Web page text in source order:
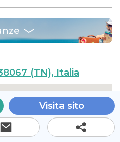
(TN), Italia
Visita sito